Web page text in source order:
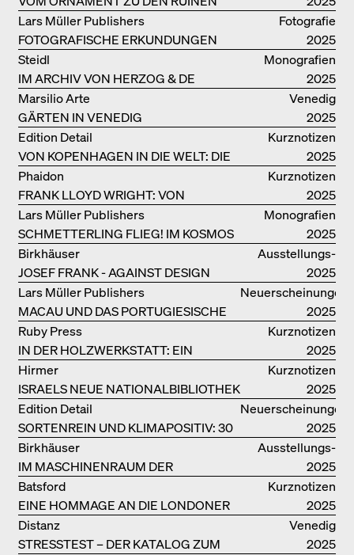
DES ALLTAGS
Fotografie
FOTOGRAFISCHE ERKUNDUNGEN
VON DENISE SCOTT BROWN
Lars Müller Publishers
2025
Monografien
IM ARCHIV VON HERZOG & DE
MEURON
Steidl
2025
Venedig
GÄRTEN IN VENEDIG
Marsilio Arte
2025
Kurznotizen
VON KOPENHAGEN IN DIE WELT: DIE
BJARKE INGELS GROUP
Edition Detail
2025
Kurznotizen
FRANK LLOYD WRIGHT: VON
FALLINGWATER BIS ZUM ROBBIE
HOUSE
Phaidon
2025
Monografien
SCHMETTERLING FLIEG! IM KOSMOS
VON EOOS
Lars Müller Publishers
2025
Ausstellungs­
kataloge
JOSEF FRANK - AGAINST DESIGN
Birkhäuser
2025
Neuerscheinungen
MACAU UND DAS PORTUGIESISCHE
KOLONIALERBE IN CHINA
Lars Müller Publishers
2025
Kurznotizen
IN DER HOLZWERKSTATT: EIN
HANDBUCH
Ruby Press
2025
Kurznotizen
ISRAELS NEUE NATIONALBIBLIOTHEK
Hirmer
2025
Neuerscheinungen
SORTENREIN UND KLIMAPOSITIV: 30
VORBILDLICHE
HOLZKONSTRUKTIONEN
Edition Detail
2025
Ausstellungs­
kataloge
IM MASCHINENRAUM DER
ARCHITEKTUR
Birkhäuser
2025
Kurznotizen
EINE HOMMAGE AN DIE LONDONER
SOUTH BANK
Batsford
2025
Venedig
STRESSTEST – DER KATALOG ZUM
Distanz
2025